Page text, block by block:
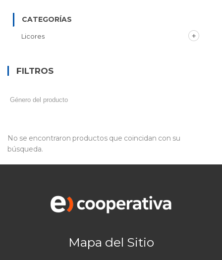
No se encontraron productos que coincidan con su
búsqueda.
CATEGORÍAS
Licores
FILTROS
Mapa del Sitio